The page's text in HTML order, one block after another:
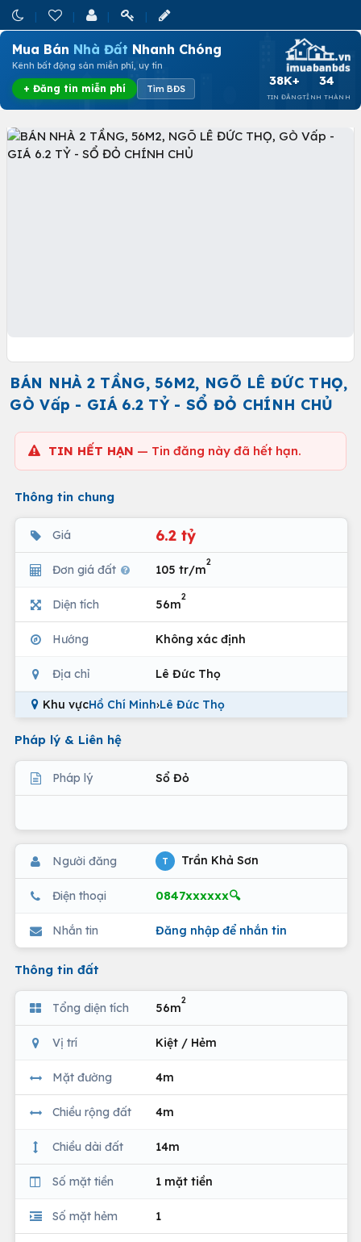
Mua Bán Nhà Đất Nhanh Chóng
Kênh bất động sản miễn phí, uy tín
+ Đăng tin miễn phí Tìm BĐS
38K+
TIN ĐĂNG
34
TỈNH THÀNH
BÁN NHÀ 2 TẦNG, 56M2, NGÕ LÊ ĐỨC THỌ,
GÒ Vấp - GIÁ 6.2 TỶ - SỔ ĐỎ CHÍNH CHỦ
TIN HẾT HẠN — Tin đăng này đã hết hạn.
Thông tin chung
Giá 6.2 tỷ
Đơn giá đất 105 tr/m
2
Diện tích 56m
2
Hướng Không xác định
Địa chỉ Lê Đức Thọ
Khu vựcHồ Chí Minh›Lê Đức Thọ
Pháp lý & Liên hệ
Pháp lý Sổ Đỏ
Người đăng T Trần Khả Sơn
Điện thoại 0847xxxxxx🔍
Nhắn tin Đăng nhập để nhắn tin
Thông tin đất
Tổng diện tích 56m
2
Vị trí Kiệt / Hẻm
Mặt đường 4m
Chiều rộng đất 4m
Chiều dài đất 14m
Số mặt tiền 1 mặt tiền
Số mặt hẻm 1